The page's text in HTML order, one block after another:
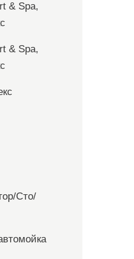
& Spa,
& Spa,
Сто/